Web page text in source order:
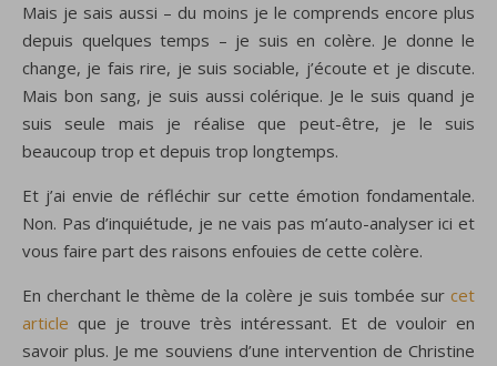
Mais je sais aussi – du moins je le comprends encore plus
depuis quelques temps – je suis en colère. Je donne le
change, je fais rire, je suis sociable, j’écoute et je discute.
Mais bon sang, je suis aussi colérique. Je le suis quand je
suis seule mais je réalise que peut-être, je le suis
beaucoup trop et depuis trop longtemps.
Et j’ai envie de réfléchir sur cette émotion fondamentale.
Non. Pas d’inquiétude, je ne vais pas m’auto-analyser ici et
vous faire part des raisons enfouies de cette colère.
En cherchant le thème de la colère je suis tombée sur cet
article que je trouve très intéressant. Et de vouloir en
savoir plus. Je me souviens d’une intervention de Christine